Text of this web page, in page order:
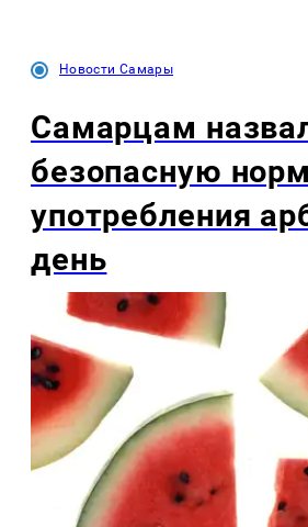
Новости Самары
Самарцам
безопасную
употребления
день